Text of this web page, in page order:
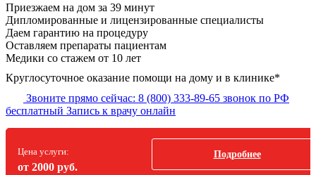
Приезжаем на дом за 39 минут
Дипломированные и лицензированные специалисты
Даем гарантию на процедуру
Оставляем препараты пациентам
Медики со стажем от 10 лет
Круглосуточное оказание помощи на дому и в клинике*
Звоните прямо сейчас: 8 (800) 333-89-65 звонок по РФ
бесплатный Запись к врачу онлайн
Цена услуги:
от 2000 руб.
Подробнее